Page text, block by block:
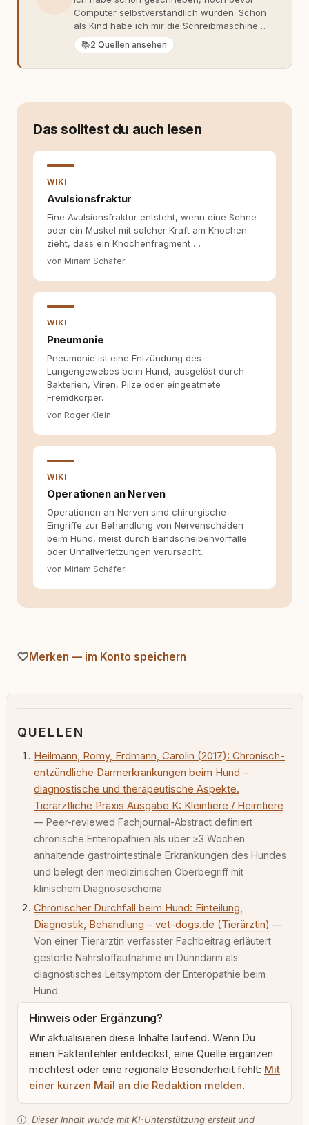
Computer selbstverständlich wurden. Schon
als Kind habe ich mir die Schreibmaschine
meiner Eltern geschnappt und drauflos
getippt: Geschichten, Beobachtungen,
weniger guten Erfahrungen. Umso mehr hat
erlebt habe, wie verantwortungsvoll und
meine Arbeit bis heute. Bei rundum.dog bin ich
beteiligt, an denen aus Ideen fertige Beiträge
Inhalte, schreibe Artikel, begleite Gastbeiträge
redaktionell, veröffentliche Texte und betreue
die Social-Media-Kanäle. Mein Blick richtet
sich dabei immer auf das grosse Ganze:
allein nicht ausreichen. Gute Entscheidungen
entstehen dort, wo Information,
Selbstreflexion und Bereitschaft zum
Hinterfragen zusammenkommen. Mit meinen
Texten möchte ich genau dazu beitragen.
📚2 Quellen ansehen
Das solltest du auch lesen
WIKI
Avulsionsfraktur
Eine Avulsionsfraktur entsteht, wenn eine Sehne
oder ein Muskel mit solcher Kraft am Knochen
zieht, dass ein Knochenfragment …
von Miriam Schäfer
WIKI
Pneumonie
Pneumonie ist eine Entzündung des
Lungengewebes beim Hund, ausgelöst durch
Bakterien, Viren, Pilze oder eingeatmete
Fremdkörper.
von Roger Klein
WIKI
Operationen an Nerven
Operationen an Nerven sind chirurgische
Eingriffe zur Behandlung von Nervenschäden
beim Hund, meist durch Bandscheibenvorfälle
oder Unfallverletzungen verursacht.
von Miriam Schäfer
Merken — im Konto speichern
QUELLEN
Heilmann, Romy, Erdmann, Carolin (2017): Chronisch-
entzündliche Darmerkrankungen beim Hund –
diagnostische und therapeutische Aspekte.
Tierärztliche Praxis Ausgabe K: Kleintiere / Heimtiere
— Peer-reviewed Fachjournal-Abstract definiert
chronische Enteropathien als über ≥3 Wochen
anhaltende gastrointestinale Erkrankungen des Hundes
und belegt den medizinischen Oberbegriff mit
klinischem Diagnoseschema.
Chronischer Durchfall beim Hund: Einteilung,
Diagnostik, Behandlung – vet-dogs.de (Tierärztin) —
Von einer Tierärztin verfasster Fachbeitrag erläutert
gestörte Nährstoffaufnahme im Dünndarm als
diagnostisches Leitsymptom der Enteropathie beim
Hund.
Hinweis oder Ergänzung?
Wir aktualisieren diese Inhalte laufend. Wenn Du
einen Faktenfehler entdeckst, eine Quelle ergänzen
möchtest oder eine regionale Besonderheit fehlt: Mit
einer kurzen Mail an die Redaktion melden.
ⓘ Dieser Inhalt wurde mit KI-Unterstützung erstellt und